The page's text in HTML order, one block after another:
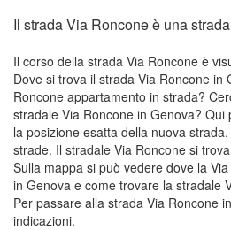
Il strada Via Roncone è una
Il corso della strada Via Roncone è
Dove si trova il strada Via Roncone in
Roncone appartamento in strada?
stradale Via Roncone in Genova?
la posizione esatta della nuova
strade. Il stradale Via Roncone si
Sulla mappa si può vedere dove la
in Genova e come trovare la stradale
Per passare alla strada Via Roncone
indicazioni.